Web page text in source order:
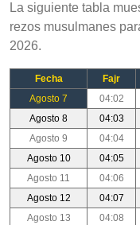
La siguiente tabla
rezos musulmanes
2026.
Fecha Fajr
Agosto 7
04:02
Agosto 8
04:03
Agosto 9
04:04
Agosto 10
04:05
Agosto 11
04:06
Agosto 12
04:07
Agosto 13
04:08